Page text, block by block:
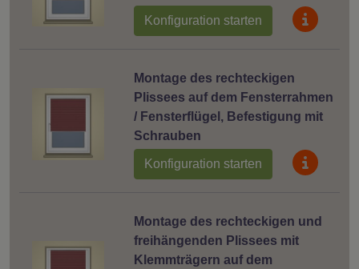
Konfiguration starten
Montage des rechteckigen
Plissees auf dem Fensterrahmen
/ Fensterflügel, Befestigung mit
Schrauben
Konfiguration starten
Montage des rechteckigen und
freihängenden Plissees mit
Klemmträgern auf dem